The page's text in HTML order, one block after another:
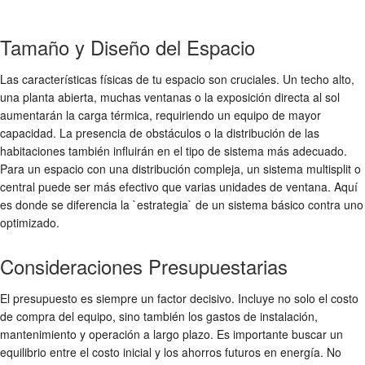
Tamaño y Diseño del Espacio
Las características físicas de tu espacio son cruciales. Un techo alto,
una planta abierta, muchas ventanas o la exposición directa al sol
aumentarán la carga térmica, requiriendo un equipo de mayor
capacidad. La presencia de obstáculos o la distribución de las
habitaciones también influirán en el tipo de sistema más adecuado.
Para un espacio con una distribución compleja, un sistema multisplit o
central puede ser más efectivo que varias unidades de ventana. Aquí
es donde se diferencia la `estrategia` de un sistema básico contra uno
optimizado.
Consideraciones Presupuestarias
El presupuesto es siempre un factor decisivo. Incluye no solo el costo
de compra del equipo, sino también los gastos de instalación,
mantenimiento y operación a largo plazo. Es importante buscar un
equilibrio entre el costo inicial y los ahorros futuros en energía. No